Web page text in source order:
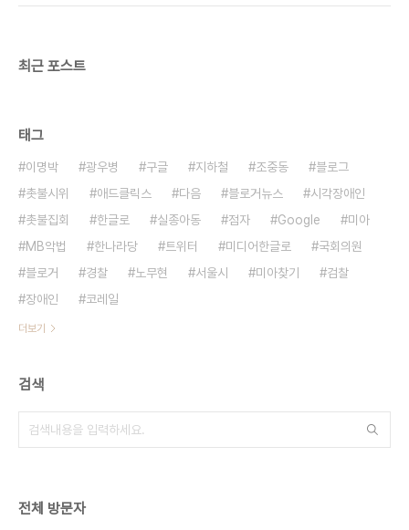
최근 포스트
태그
이명박 광우병 구글 지하철 조중동
블로그
촛불시위
애드클릭스 다음 블로거뉴스
시각장애인
촛불집회
한글로 실종아동 점자 Google
미아
MB악법
한나라당 트위터 미디어한글로
국회의원
블로거
경찰 노무현 서울시 미아찾기
검찰
장애인
코레일
더보기
검색
전체 방문자